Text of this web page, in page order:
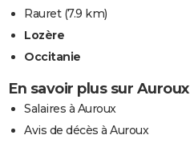
Rauret(7.9 km)
Lozère
Occitanie
En savoir plus sur Auroux
Salaires à Auroux
Avis de décès à Auroux